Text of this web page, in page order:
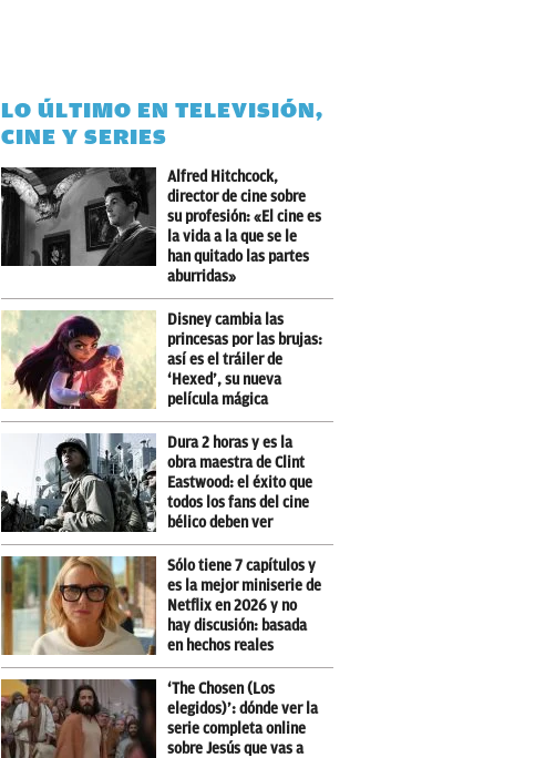
LO ÚLTIMO EN TELEVISIÓN,
CINE Y SERIES
Alfred Hitchcock,
director de cine sobre
su profesión: «El cine es
la vida a la que se le
han quitado las partes
aburridas»
Disney cambia las
princesas por las brujas:
así es el tráiler de
‘Hexed’, su nueva
película mágica
Dura 2 horas y es la
obra maestra de Clint
Eastwood: el éxito que
todos los fans del cine
bélico deben ver
Sólo tiene 7 capítulos y
es la mejor miniserie de
Netflix en 2026 y no
hay discusión: basada
en hechos reales
‘The Chosen (Los
elegidos)’: dónde ver la
serie completa online
sobre Jesús que vas a